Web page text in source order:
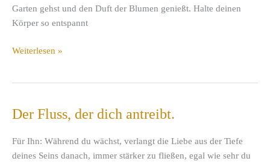
Garten gehst und den Duft der Blumen genießt. Halte deinen
Körper so entspannt
Ihr
Weiterlesen »
Der Fluss, der dich antreibt.
Für Ihn: Während du wächst, verlangt die Liebe aus der Tiefe
deines Seins danach, immer stärker zu fließen, egal wie sehr du